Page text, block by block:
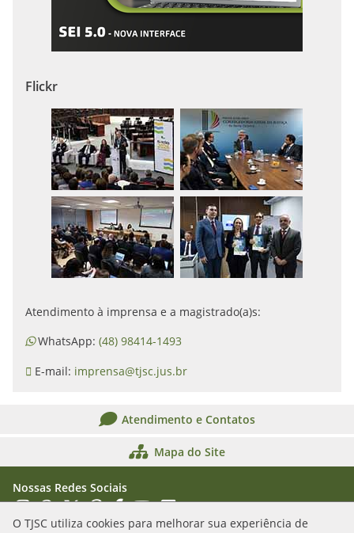
O TJSC utiliza cookies para melhorar sua experiência de
Flickr
Atendimento à imprensa e a magistrado(a)s:
WhatsApp: (48) 98414-1493
E-mail: imprensa@tjsc.jus.br
Atendimento e Contatos
Mapa do Site
Nossas Redes Sociais
Acessar Instagram
Acessar WhatsApp
Acessar XAcessar Threads
Acessar Facebook
Acessar YouTube
Acessar Flickr
Acessar SoundCloud